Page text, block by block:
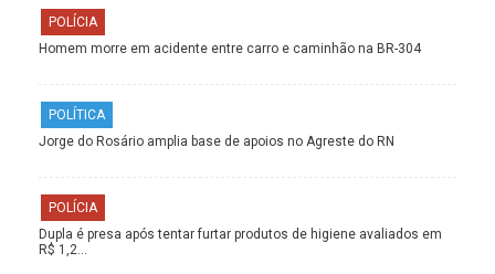
POLÍCIA
Homem morre em acidente entre carro e caminhão na BR-304
POLÍTICA
Jorge do Rosário amplia base de apoios no Agreste do RN
POLÍCIA
Dupla é presa após tentar furtar produtos de higiene avaliados em
R$ 1,2…